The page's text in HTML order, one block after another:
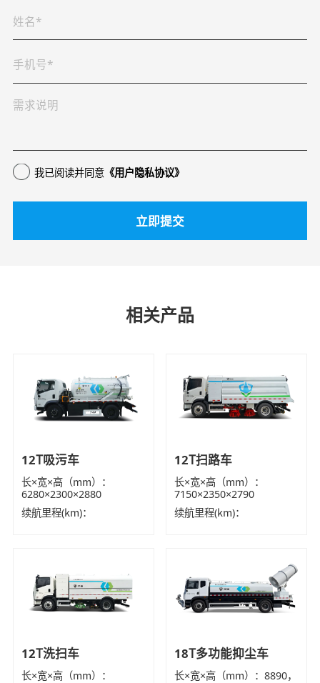
我已阅读并同意《用户隐私协议》
相关产品
12T吸污车
长×宽×高（mm）：
6280×2300×2880
续航里程(km)：
12T扫路车
长×宽×高（mm）：
7150×2350×2790
续航里程(km)：
12T洗扫车
长×宽×高（mm）：
18T多功能抑尘车
长×宽×高（mm）：8890，